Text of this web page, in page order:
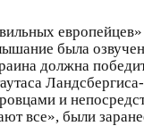
была
должна
и
все», были